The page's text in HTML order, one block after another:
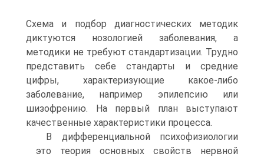
Схема и подбор диагностических методик
диктуются нозологией заболевания, а
методики не требуют стандартизации. Трудно
представить себе стандарты и средние
цифры, характеризующие какое-либо
заболевание, например эпилепсию или
шизофрению. На первый план выступают
качественные характеристики процесса.
В дифференциальной психофизиологии
это теория основных свойств нервной